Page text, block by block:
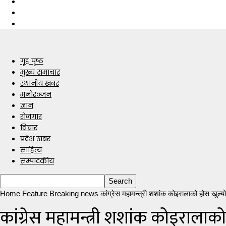
गृह पृष्ठ
मुख्य समाचार
स्थानीय खबर
मनोरञ्जन
ज्ञान
रोजगार
विचार
प्रदेश खबर
साहित्य
सम्पादकीय
Home Feature Breaking news कांग्रेस महामन्त्री शशांक कोइरालाको होस खुल्यो
कांग्रेस महामन्त्री शशांक